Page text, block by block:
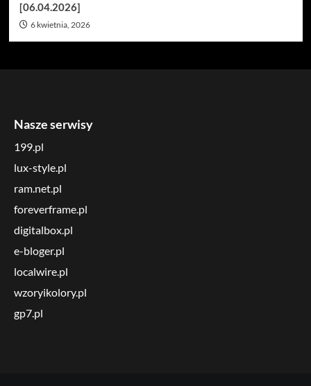
[06.04.2026]
6 kwietnia, 2026
Nasze serwisy
199.pl
lux-style.pl
ram.net.pl
foreverframe.pl
digitalbox.pl
e-bloger.pl
localwire.pl
wzoryikolory.pl
gp7.pl